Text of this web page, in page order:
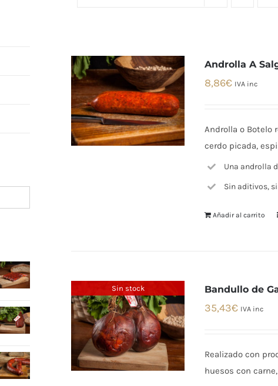
Androlla A
8,86€ IVA inc
Androlla o Botelo
cerdo picada,
Una androlla
Sin aditivos,
Añadir al carrito
Sin stock Bandullo de
35,43€ IVA inc
Realizado con
huesos con